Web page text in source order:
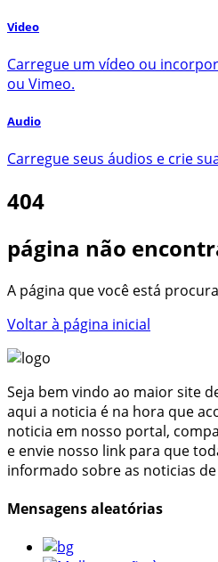
Video
Carregue um vídeo ou
ou Vimeo.
Audio
Carregue seus áudios e crie
404
página não
A página que você está
Voltar à página inicial
Seja bem vindo ao maior site
aqui a noticia é na hora que
noticia em nosso portal,
e envie nosso link para que
informado sobre as noticias
Mensagens aleatórias